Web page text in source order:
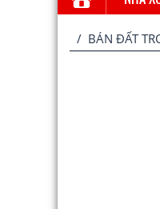
/ BÁN ĐẤT